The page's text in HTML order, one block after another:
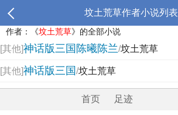
坟土荒草作者小说列表
作者：《坟土荒草》的全部小说
[其他]神话版三国陈曦陈兰/坟土荒草
[其他]神话版三国/坟土荒草
首页 足迹